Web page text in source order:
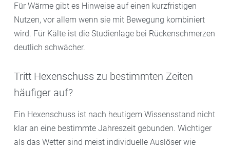
Für Wärme gibt es Hinweise auf einen kurzfristigen
Nutzen, vor allem wenn sie mit Bewegung kombiniert
wird. Für Kälte ist die Studienlage bei Rückenschmerzen
deutlich schwächer.
Tritt Hexenschuss zu bestimmten Zeiten
häufiger auf?
Ein Hexenschuss ist nach heutigem Wissensstand nicht
klar an eine bestimmte Jahreszeit gebunden. Wichtiger
als das Wetter sind meist individuelle Auslöser wie